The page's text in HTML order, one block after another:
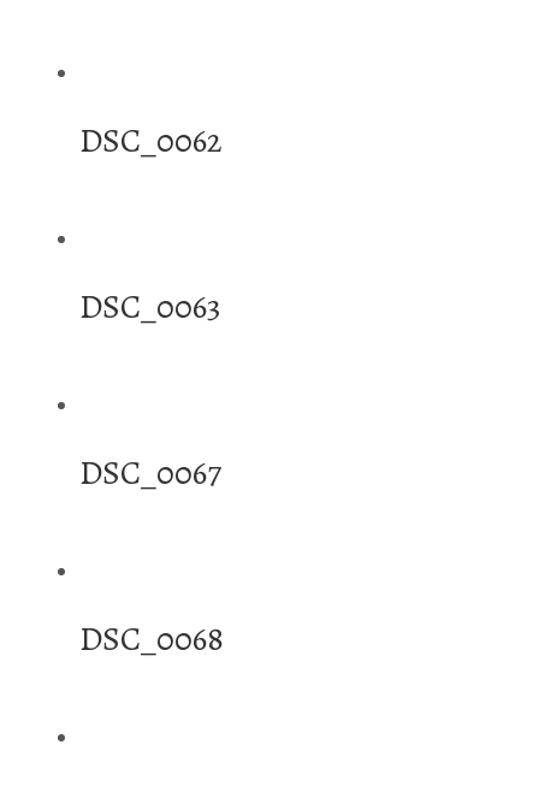
DSC_0062
DSC_0063
DSC_0067
DSC_0068